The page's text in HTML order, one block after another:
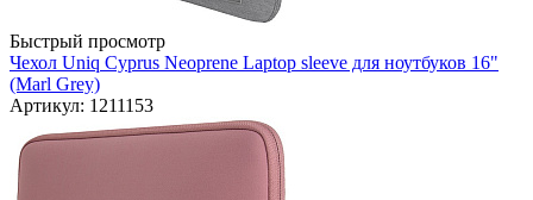
Быстрый просмотр
Чехол Uniq Cyprus Neoprene Laptop sleeve для ноутбуков 16"
(Marl Grey)
Артикул: 1211153